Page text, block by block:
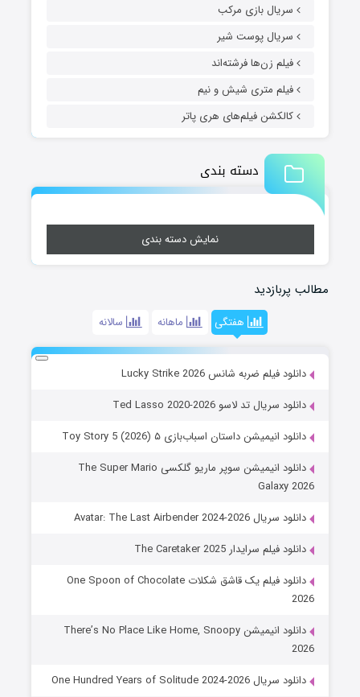
سریال بازی مرکب
سریال پوست شیر
فیلم زن‌ها فرشته‌اند
فیلم متری شیش و نیم
کالکشن فیلم‌های هری پاتر
دسته بندی
نمایش دسته بندی
مطالب پربازدید
هفتگی ماهانه سالانه
دانلود فیلم ضربه شانس Lucky Strike 2026
دانلود سریال تد لاسو Ted Lasso 2020-2026
دانلود انیمیشن داستان اسباب‌بازی ۵ Toy Story 5 (2026)
دانلود انیمیشن سوپر ماریو گلکسی The Super Mario
Galaxy 2026
دانلود سریال Avatar: The Last Airbender 2024-2026
دانلود فیلم سرایدار The Caretaker 2025
دانلود فیلم یک قاشق شکلات One Spoon of Chocolate
2026
دانلود انیمیشن There’s No Place Like Home, Snoopy
2026
دانلود سریال One Hundred Years of Solitude 2024-2026